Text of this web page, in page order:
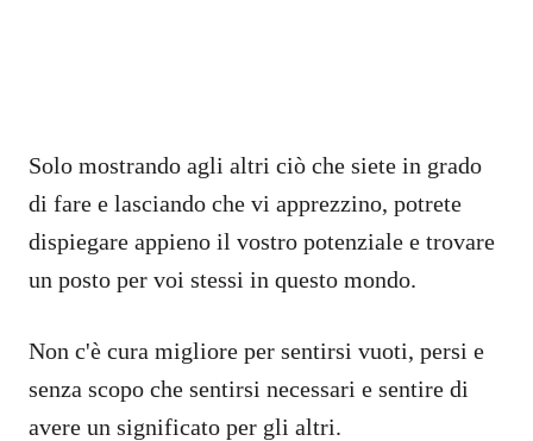
Solo mostrando agli altri ciò che siete in grado
di fare e lasciando che vi apprezzino, potrete
dispiegare appieno il vostro potenziale e trovare
un posto per voi stessi in questo mondo.
Non c'è cura migliore per sentirsi vuoti, persi e
senza scopo che sentirsi necessari e sentire di
avere un significato per gli altri.